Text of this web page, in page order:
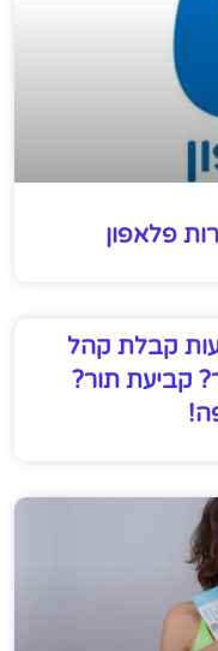
פלאפון
קבלת קהל
קביעת תור?